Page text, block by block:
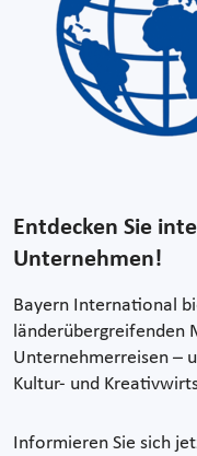
Entdecken Sie
Unternehmen!
Bayern International
länderübergreifenden
Unternehmerreisen –
Kultur- und
Informieren Sie sich